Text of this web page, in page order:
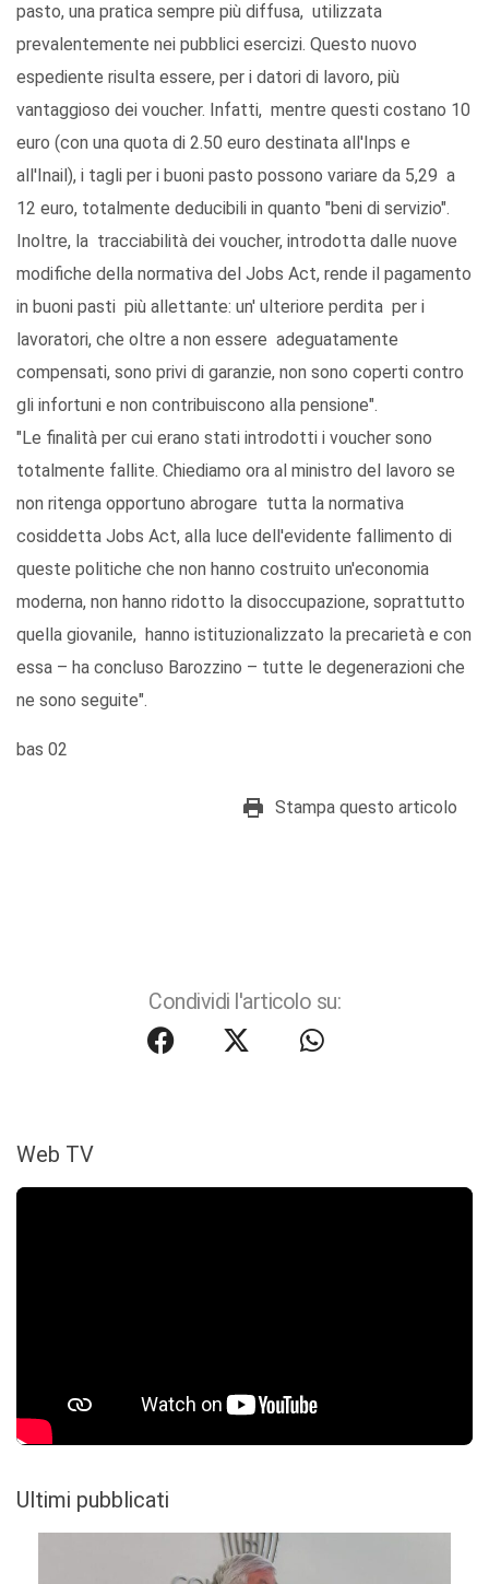
pasto, una pratica sempre più diffusa, utilizzata
prevalentemente nei pubblici esercizi. Questo nuovo
espediente risulta essere, per i datori di lavoro, più
vantaggioso dei voucher. Infatti, mentre questi costano 10
euro (con una quota di 2.50 euro destinata all'Inps e
all'Inail), i tagli per i buoni pasto possono variare da 5,29 a
12 euro, totalmente deducibili in quanto "beni di servizio".
Inoltre, la tracciabilità dei voucher, introdotta dalle nuove
modifiche della normativa del Jobs Act, rende il pagamento
in buoni pasti più allettante: un' ulteriore perdita per i
lavoratori, che oltre a non essere adeguatamente
compensati, sono privi di garanzie, non sono coperti contro
gli infortuni e non contribuiscono alla pensione".
"Le finalità per cui erano stati introdotti i voucher sono
totalmente fallite. Chiediamo ora al ministro del lavoro se
non ritenga opportuno abrogare tutta la normativa
cosiddetta Jobs Act, alla luce dell'evidente fallimento di
queste politiche che non hanno costruito un'economia
moderna, non hanno ridotto la disoccupazione, soprattutto
quella giovanile, hanno istituzionalizzato la precarietà e con
essa – ha concluso Barozzino – tutte le degenerazioni che
ne sono seguite".
bas 02
Stampa questo articolo
Condividi l'articolo su:
Web TV
Ultimi pubblicati